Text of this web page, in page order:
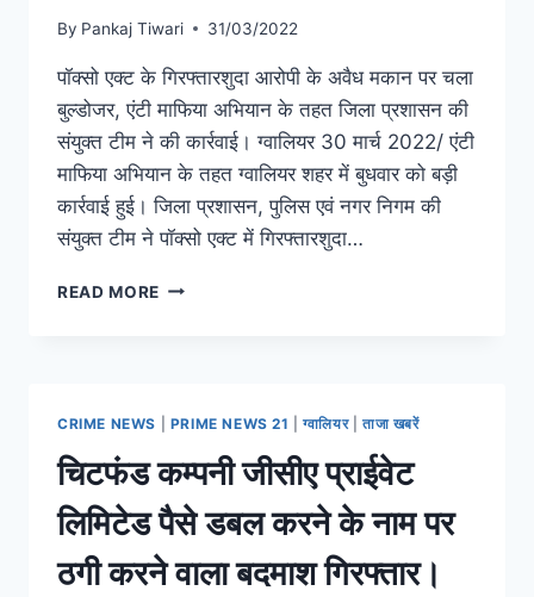
By Pankaj Tiwari 31/03/2022
पॉक्सो एक्ट के गिरफ्तारशुदा आरोपी के अवैध मकान पर चला
बुल्डोजर, एंटी माफिया अभियान के तहत जिला प्रशासन की
संयुक्त टीम ने की कार्रवाई। ग्वालियर 30 मार्च 2022/ एंटी
माफिया अभियान के तहत ग्वालियर शहर में बुधवार को बड़ी
कार्रवाई हुई। जिला प्रशासन, पुलिस एवं नगर निगम की
संयुक्त टीम ने पॉक्सो एक्ट में गिरफ्तारशुदा…
READ MORE
CRIME NEWS PRIME NEWS 21 |ग्वालियर|ताजा खबरें
चिटफंड कम्पनी जीसीए प्राईवेट
लिमिटेड पैसे डबल करने के नाम पर
ठगी करने वाला बदमाश गिरफ्तार।